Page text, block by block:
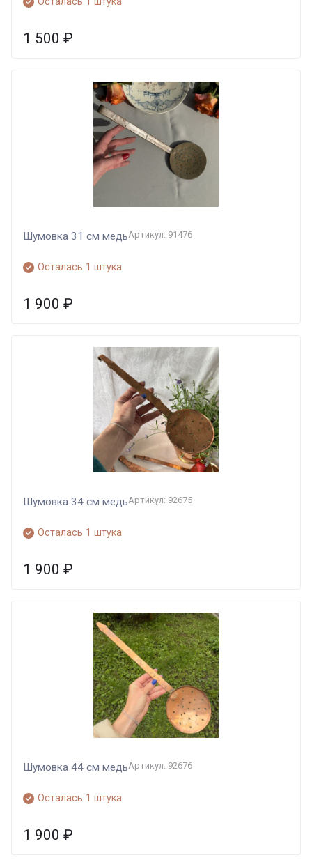
1 500 ₽
Шумовка 31 см медьАртикул: 91476
Осталась 1 штука
1 900 ₽
Шумовка 34 см медьАртикул: 92675
Осталась 1 штука
1 900 ₽
Шумовка 44 см медьАртикул: 92676
Осталась 1 штука
1 900 ₽